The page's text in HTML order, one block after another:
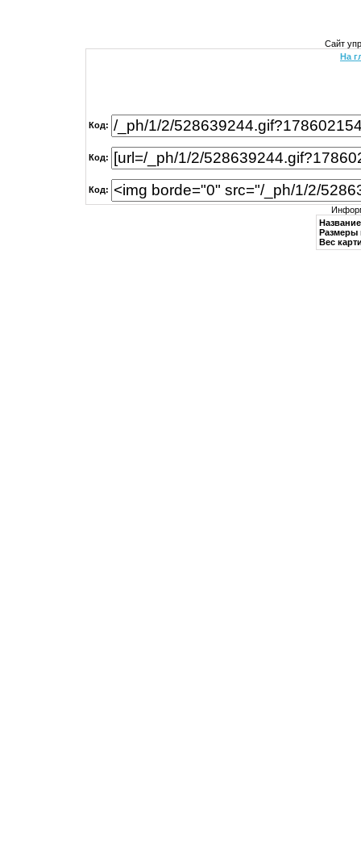
Сайт
На
Код:
Код:
Код:
Размеры
Вес